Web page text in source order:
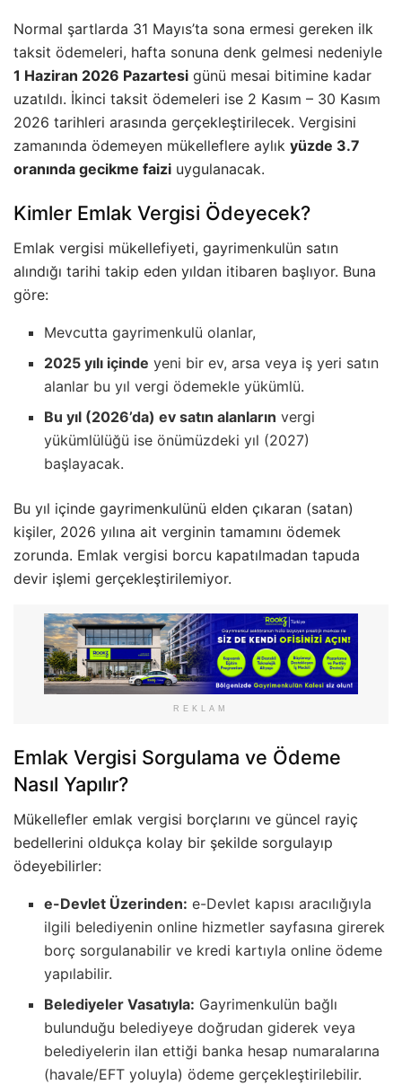
Normal şartlarda 31 Mayıs’ta sona ermesi gereken ilk
taksit ödemeleri, hafta sonuna denk gelmesi nedeniyle
1 Haziran 2026 Pazartesi günü mesai bitimine kadar
uzatıldı. İkinci taksit ödemeleri ise 2 Kasım – 30 Kasım
2026 tarihleri arasında gerçekleştirilecek. Vergisini
zamanında ödemeyen mükelleflere aylık yüzde 3.7
oranında gecikme faizi uygulanacak.
Kimler Emlak Vergisi Ödeyecek?
Emlak vergisi mükellefiyeti, gayrimenkulün satın
alındığı tarihi takip eden yıldan itibaren başlıyor. Buna
göre:
Mevcutta gayrimenkulü olanlar,
2025 yılı içinde yeni bir ev, arsa veya iş yeri satın
alanlar bu yıl vergi ödemekle yükümlü.
Bu yıl (2026’da) ev satın alanların vergi
yükümlülüğü ise önümüzdeki yıl (2027)
başlayacak.
Bu yıl içinde gayrimenkulünü elden çıkaran (satan)
kişiler, 2026 yılına ait verginin tamamını ödemek
zorunda. Emlak vergisi borcu kapatılmadan tapuda
devir işlemi gerçekleştirilemiyor.
REKLAM
Emlak Vergisi Sorgulama ve Ödeme
Nasıl Yapılır?
Mükellefler emlak vergisi borçlarını ve güncel rayiç
bedellerini oldukça kolay bir şekilde sorgulayıp
ödeyebilirler:
e-Devlet Üzerinden: e-Devlet kapısı aracılığıyla
ilgili belediyenin online hizmetler sayfasına girerek
borç sorgulanabilir ve kredi kartıyla online ödeme
yapılabilir.
Belediyeler Vasatıyla: Gayrimenkulün bağlı
bulunduğu belediyeye doğrudan giderek veya
belediyelerin ilan ettiği banka hesap numaralarına
(havale/EFT yoluyla) ödeme gerçekleştirilebilir.